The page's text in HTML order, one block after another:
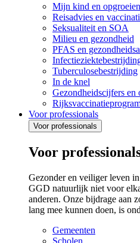
Mijn kind en opgroeien
Reisadvies en
Seksualiteit en SOA
Milieu en gezondheid
PFAS en
Tuberculosebestrijding
In de knel
Gezondheidscijfers en
Voor professionals
Voor professionals
Voor
Gezonder en veiliger leven
GGD natuurlijk niet voor
anderen. Onze bijdrage aan
lang mee kunnen doen, is
Gemeenten
Scholen